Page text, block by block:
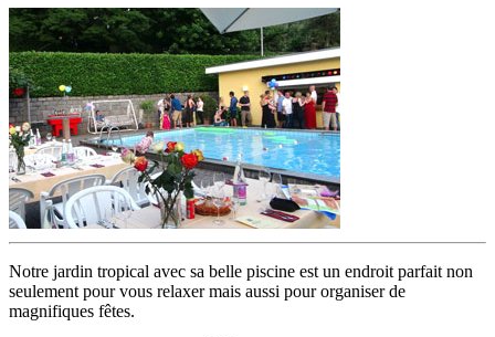
Notre jardin tropical avec sa belle piscine est un endroit parfait non
seulement pour vous relaxer mais aussi pour organiser de
magnifiques fêtes.